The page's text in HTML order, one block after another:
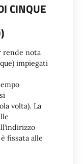
CINQUE
rende nota
impiegati
volta). La
fissata alle